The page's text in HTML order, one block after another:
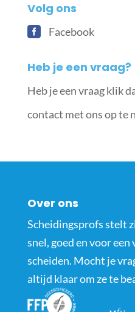
Volg ons
Facebook
Heb je een vraag?
Heb je een vraag klik
contact met ons op te
Over ons
Scheidingsprofs stelt
snel, goed en voor
scheiden. Mocht je
altijd klaar om ze te